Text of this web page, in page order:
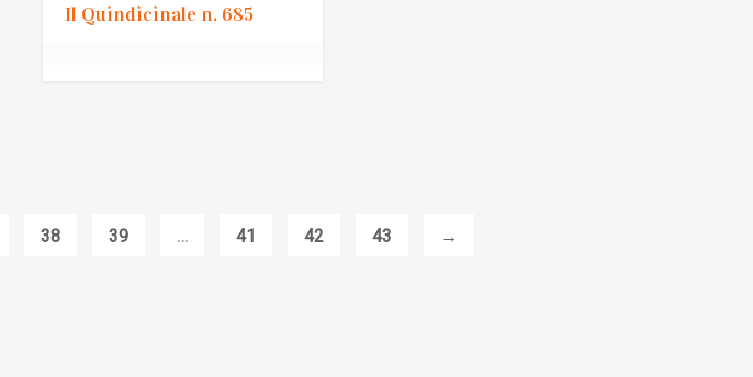
Il Quindicinale n. 685
38 39 … 41 42 43 →